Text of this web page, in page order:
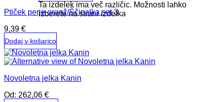
Ta izdelek ima več različic. Možnosti lahko
izberete na strani izdelka
Ptiček perje oranž/Ščipalka set 3
9,39 €
Dodaj v košarico
Novoletna jelka Kanin
Od: 262,06 €